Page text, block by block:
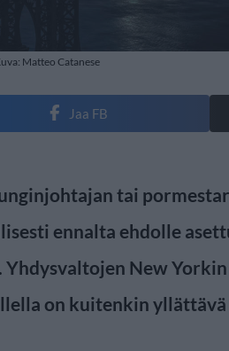
Matteo Catanese
Jaa FB
tai
ennalta ehdolle
Yhdysvaltojen New
on kuitenkin yllättävä